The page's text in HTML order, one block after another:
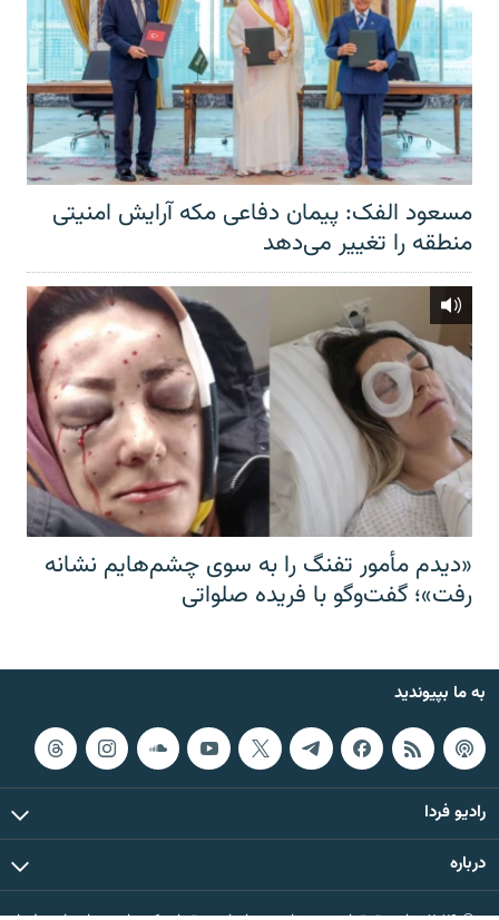
مسعود الفک: پیمان دفاعی مکه آرایش امنیتی
منطقه را تغییر می‌دهد
«دیدم مأمور تفنگ را به سوی چشم‌هایم نشانه
رفت»؛ گفت‌و‌گو با فریده صلواتی
به ما بپیوندید
رادیو فردا
درباره